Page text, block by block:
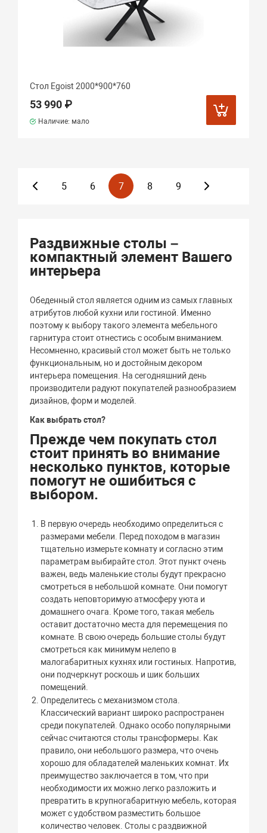
Стол Еgoist 2000*900*760
53 990 ₽
Наличие: мало
5 6 7 8 9
Раздвижные столы –
компактный элемент Вашего
интерьера
Обеденный стол является одним из самых главных
атрибутов любой кухни или гостиной. Именно
поэтому к выбору такого элемента мебельного
гарнитура стоит отнестись с особым вниманием.
Несомненно, красивый стол может быть не только
функциональным, но и достойным декором
интерьера помещения. На сегодняшний день
производители радуют покупателей разнообразием
дизайнов, форм и моделей.
Как выбрать стол?
Прежде чем покупать стол
стоит принять во внимание
несколько пунктов, которые
помогут не ошибиться с
выбором.
В первую очередь необходимо определиться с
размерами мебели. Перед походом в магазин
тщательно измерьте комнату и согласно этим
параметрам выбирайте стол. Этот пункт очень
важен, ведь маленькие столы будут прекрасно
смотреться в небольшой комнате. Они помогут
создать неповторимую атмосферу уюта и
домашнего очага. Кроме того, такая мебель
оставит достаточно места для перемещения по
комнате. В свою очередь большие столы будут
смотреться как минимум нелепо в
малогабаритных кухнях или гостиных. Напротив,
они подчеркнут роскошь и шик больших
помещений.
Определитесь с механизмом стола.
Классический вариант широко распространен
среди покупателей. Однако особо популярными
сейчас считаются столы трансформеры. Как
правило, они небольшого размера, что очень
хорошо для обладателей маленьких комнат. Их
преимущество заключается в том, что при
необходимости их можно легко разложить и
превратить в крупногабаритную мебель, которая
может с удобством разместить большое
количество человек. Столы с раздвижной